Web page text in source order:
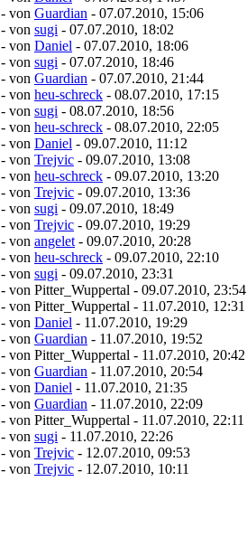
- von Guardian - 07.07.2010, 15:06
- von sugi - 07.07.2010, 18:02
- von Daniel - 07.07.2010, 18:06
- von sugi - 07.07.2010, 18:46
- von Guardian - 07.07.2010, 21:44
- von heu-schreck - 08.07.2010, 17:15
- von sugi - 08.07.2010, 18:56
- von heu-schreck - 08.07.2010, 22:05
- von Daniel - 09.07.2010, 11:12
- von Trejvic - 09.07.2010, 13:08
- von heu-schreck - 09.07.2010, 13:20
- von Trejvic - 09.07.2010, 13:36
- von sugi - 09.07.2010, 18:49
- von Trejvic - 09.07.2010, 19:29
- von angelet - 09.07.2010, 20:28
- von heu-schreck - 09.07.2010, 22:10
- von sugi - 09.07.2010, 23:31
- von Pitter_Wuppertal - 09.07.2010, 23:54
- von Pitter_Wuppertal - 11.07.2010, 12:31
- von Daniel - 11.07.2010, 19:29
- von Guardian - 11.07.2010, 19:52
- von Pitter_Wuppertal - 11.07.2010, 20:42
- von Guardian - 11.07.2010, 20:54
- von Daniel - 11.07.2010, 21:35
- von Guardian - 11.07.2010, 22:09
- von Pitter_Wuppertal - 11.07.2010, 22:11
- von sugi - 11.07.2010, 22:26
- von Trejvic - 12.07.2010, 09:53
- von Trejvic - 12.07.2010, 10:11